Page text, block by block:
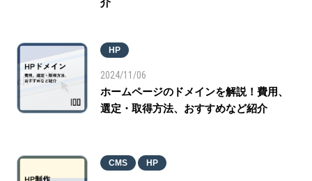
HP
2024/11/06
ホームページのドメインを解説！費用、
選定・取得方法、おすすめなど紹介
CMS HP